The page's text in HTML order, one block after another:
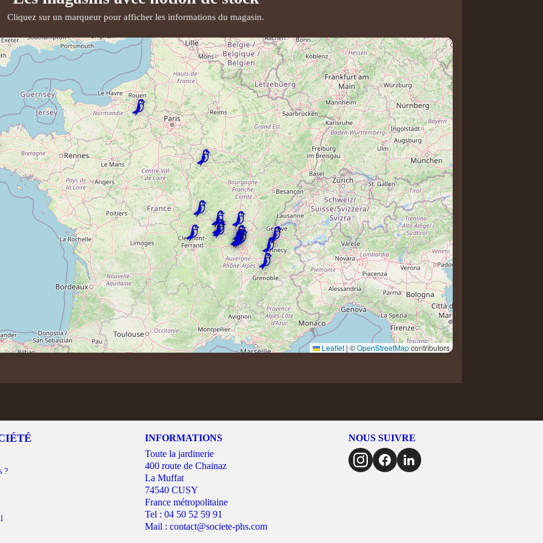
Cliquez sur un marqueur pour afficher les informations du magasin.
Leaflet | ©OpenStreetMapcontributors
?
INFORMATIONS
Toute la jardinerie
400 route de Chainaz
La Muffat
74540 CUSY
France métropolitaine
Tel : 04 50 52 59 91
Mail : contact@societe-phs.com
NOUS SUIVRE